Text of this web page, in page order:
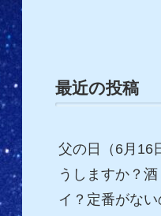
最近の投稿
父の日（6月16
うしますか？
イ？定番がな